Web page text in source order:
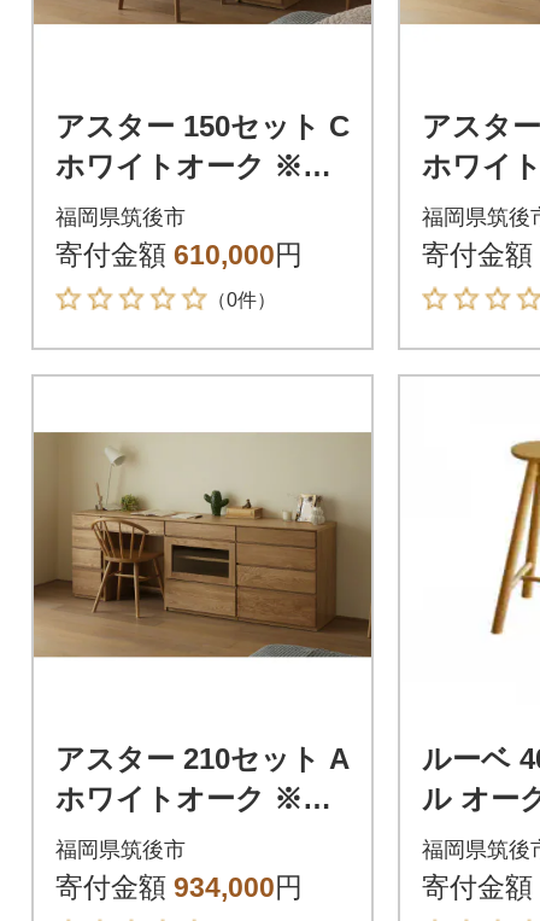
アスター 150セット C
ホワイトオーク ※チ
ェアはセット内容に
は含まれません
福岡県筑後市
寄付金額 610,000円
（0件）
アスタ
ホワイ
ェアは
は含ま
福岡県筑後
寄付金額
アスター 210セット A
ホワイトオーク ※チ
ェアはセット内容に
は含まれません
福岡県筑後市
寄付金額 934,000円
ルーベ
ル オー
証】【
福岡県筑後
寄付金額